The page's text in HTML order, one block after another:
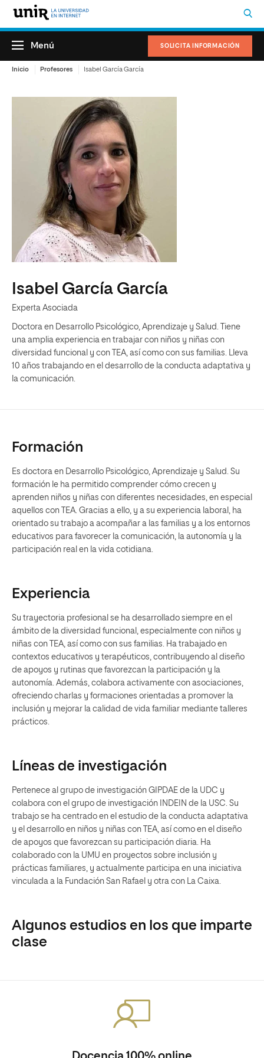
SOLICITA INFORMACIÓN
Menú
Inicio Profesores Isabel García García
Isabel García García
Experta Asociada
Doctora en Desarrollo Psicológico, Aprendizaje y Salud. Tiene
una amplia experiencia en trabajar con niños y niñas con
diversidad funcional y con TEA, así como con sus familias. Lleva
10 años trabajando en el desarrollo de la conducta adaptativa y
la comunicación.
Formación
Es doctora en Desarrollo Psicológico, Aprendizaje y Salud. Su
formación le ha permitido comprender cómo crecen y
aprenden niños y niñas con diferentes necesidades, en especial
aquellos con TEA. Gracias a ello, y a su experiencia laboral, ha
orientado su trabajo a acompañar a las familias y a los entornos
educativos para favorecer la comunicación, la autonomía y la
participación real en la vida cotidiana.
Experiencia
Su trayectoria profesional se ha desarrollado siempre en el
ámbito de la diversidad funcional, especialmente con niños y
niñas con TEA, así como con sus familias. Ha trabajado en
contextos educativos y terapéuticos, contribuyendo al diseño
de apoyos y rutinas que favorezcan la participación y la
autonomía. Además, colabora activamente con asociaciones,
ofreciendo charlas y formaciones orientadas a promover la
inclusión y mejorar la calidad de vida familiar mediante talleres
prácticos.
Líneas de investigación
Pertenece al grupo de investigación GIPDAE de la UDC y
colabora con el grupo de investigación INDEIN de la USC. Su
trabajo se ha centrado en el estudio de la conducta adaptativa
y el desarrollo en niños y niñas con TEA, así como en el diseño
de apoyos que favorezcan su participación diaria. Ha
colaborado con la UMU en proyectos sobre inclusión y
prácticas familiares, y actualmente participa en una iniciativa
vinculada a la Fundación San Rafael y otra con La Caixa.
Algunos estudios en los que imparte
clase